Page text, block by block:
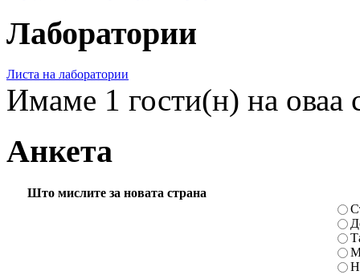
Лаборатории
Листа на лаборатории
Имаме 1 гости(н) на оваа
Анкета
Што мислите за новата страна